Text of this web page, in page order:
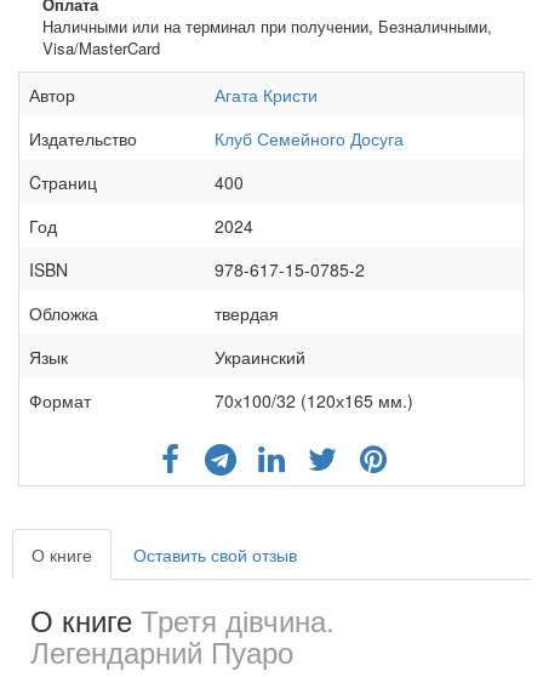
Наличными или на терминал при получении, Безналичными,
Visa/MasterCard
Автор
Агата Кристи
Издательство
Клуб Семейного Досуга
Cтраниц
400
Год
2024
ISBN
978-617-15-0785-2
Обложка
твердая
Язык
Украинский
Формат
70х100/32 (120х165 мм.)
О книге Оставить свой отзыв
О книге Третя дівчина.
Легендарний Пуаро